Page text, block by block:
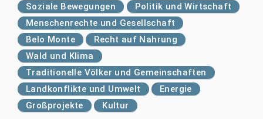
Soziale Bewegungen
Politik und Wirtschaft
Menschenrechte und Gesellschaft
Belo Monte
Recht auf Nahrung
Wald und Klima
Traditionelle Völker und Gemeinschaften
Landkonflikte und Umwelt
Energie
Großprojekte
Kultur